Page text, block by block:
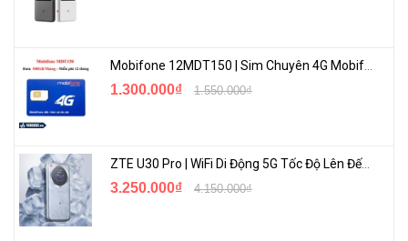
1.300.000₫ 1.550.000₫
ZTE U30 Pro | WiFi Di Động 5G Tốc Độ Lên Đến 500Mbps, Màn Hình Cảm Ứng
3.250.000₫ 4.150.000₫